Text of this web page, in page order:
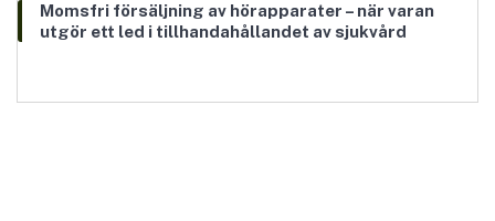
Momsfri försäljning av hörapparater – när varan
utgör ett led i tillhandahållandet av sjukvård